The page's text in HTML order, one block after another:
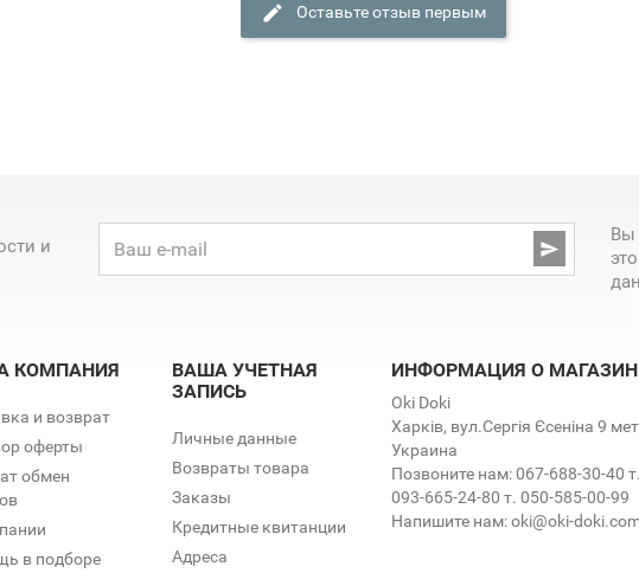
Оставьте отзыв первым
и

Вы
КОМПАНИЯ
и возврат
оферты
обмен
в подборе
ВАША УЧЕТНАЯ
ЗАПИСЬ
Личные данные
Возвраты товара
Заказы
Кредитные квитанции
Адреса
ИНФОРМАЦИЯ О
Oki Doki
Харків, вул.Сергія Єсеніна 9
Украина
Позвоните нам:067-688-30-40
093-665-24-80 т. 050-585-00-99
Напишите нам:oki@oki-